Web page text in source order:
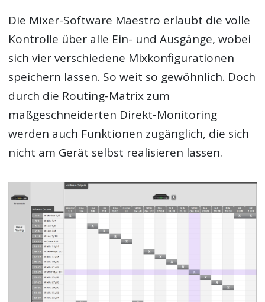
Die Mixer-Software Maestro erlaubt die volle
Kontrolle über alle Ein- und Ausgänge, wobei
sich vier verschiedene Mixkonfigurationen
speichern lassen. So weit so gewöhnlich. Doch
durch die Routing-Matrix zum
maßgeschneiderten Direkt-Monitoring
werden auch Funktionen zugänglich, die sich
nicht am Gerät selbst realisieren lassen.